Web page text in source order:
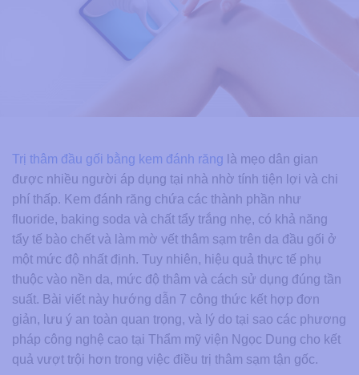
Trị thâm đầu gối bằng kem đánh răng là mẹo dân gian
được nhiều người áp dụng tại nhà nhờ tính tiện lợi và chi
phí thấp. Kem đánh răng chứa các thành phần như
fluoride, baking soda và chất tẩy trắng nhẹ, có khả năng
tẩy tế bào chết và làm mờ vết thâm sạm trên da đầu gối ở
một mức độ nhất định. Tuy nhiên, hiệu quả thực tế phụ
thuộc vào nền da, mức độ thâm và cách sử dụng đúng tần
suất. Bài viết này hướng dẫn 7 công thức kết hợp đơn
giản, lưu ý an toàn quan trọng, và lý do tại sao các phương
pháp công nghệ cao tại Thẩm mỹ viện Ngọc Dung cho kết
quả vượt trội hơn trong việc điều trị thâm sạm tận gốc.